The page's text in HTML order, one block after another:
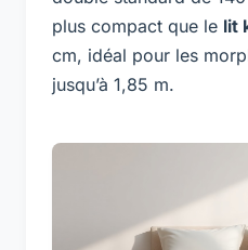
plus compact que le lit
cm, idéal pour les
jusqu’à 1,85 m.